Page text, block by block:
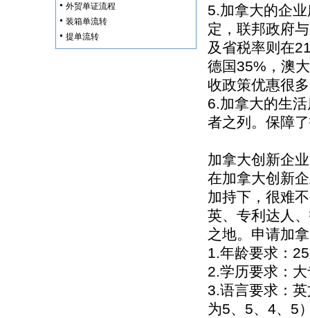
外贸单证流程
装箱单流转
提单流转
5.加拿大的企
定，联邦政府
及省税率则在
德国35%，澳
收政策优惠很
6.加拿大的生
者之列。保障
加拿大创新企
在加拿大创新
加持下，很难
英、专利达人
之地。申请加
1.年龄要求：
2.学历要求：
3.语言要求：
为5、5、4、5